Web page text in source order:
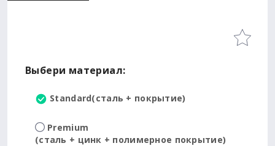
Выбери материал:
Standard(сталь + покрытие)
Premium
(сталь + цинк + полимерное покрытие)